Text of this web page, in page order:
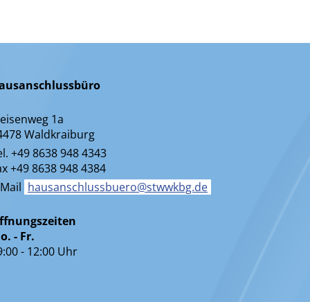
1a
Waldkraiburg
+49 8638 948 4343
+49 8638 948 4384
hausanschlussbuero@stwwkbg.de
- Fr.
- 12:00 Uhr